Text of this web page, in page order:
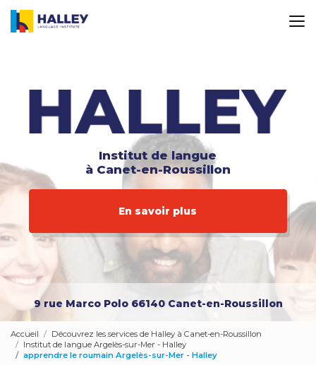
contenu
Institut de langue
à Canet-en-Roussillon
En savoir plus
9 rue Marco Polo 66140 Canet-en-Roussillon
Accueil
Découvrez les services de Halley à Canet-en-Roussillon
Institut de langue Argelès-sur-Mer - Halley
apprendre le roumain Argelès-sur-Mer - Halley